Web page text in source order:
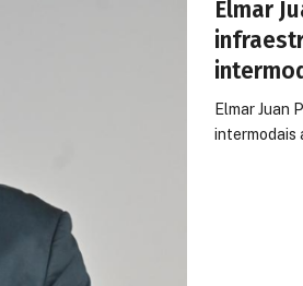
Elmar
Elmar Juan
intermodais